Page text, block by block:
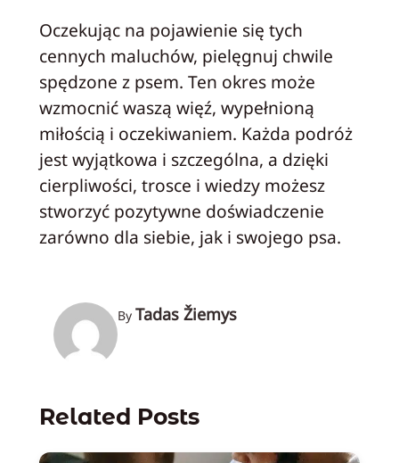
Oczekując na pojawienie się tych
cennych maluchów, pielęgnuj chwile
spędzone z psem. Ten okres może
wzmocnić waszą więź, wypełnioną
miłością i oczekiwaniem. Każda podróż
jest wyjątkowa i szczególna, a dzięki
cierpliwości, trosce i wiedzy możesz
stworzyć pozytywne doświadczenie
zarówno dla siebie, jak i swojego psa.
By Tadas Žiemys
Related Posts